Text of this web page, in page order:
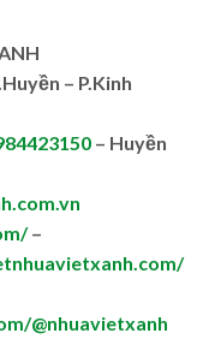
– P.Kinh
– Huyền
–
@nhuavietxanh